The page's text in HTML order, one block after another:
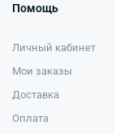
Помощь
Личный кабинет
Мои заказы
Доставка
Оплата